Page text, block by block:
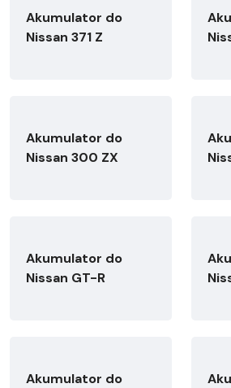
Akumulator do
Nissan 371 Z
Akumulator do
Nissan 300 ZX
Akumulator do
Nissan GT-R
Akumulator do